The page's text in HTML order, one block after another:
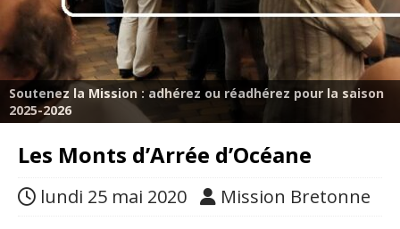
Soutenez la Mission : adhérez ou réadhérez pour la saison
2025-2026
Les Monts d’Arrée d’Océane
lundi 25 mai 2020 Mission Bretonne